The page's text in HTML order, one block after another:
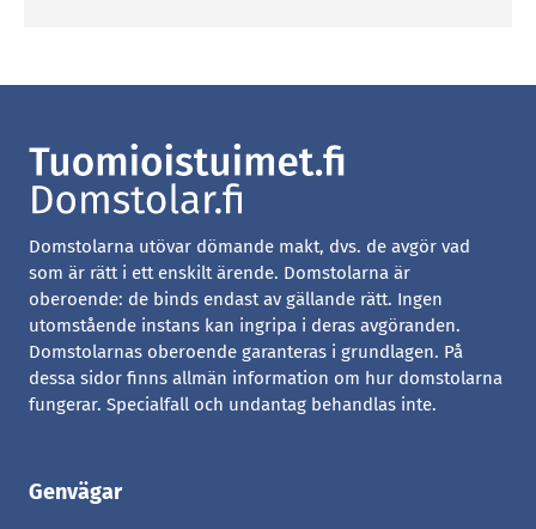
Domstolarna utövar dömande makt, dvs. de avgör vad
som är rätt i ett enskilt ärende. Domstolarna är
oberoende: de binds endast av gällande rätt. Ingen
utomstående instans kan ingripa i deras avgöranden.
Domstolarnas oberoende garanteras i grundlagen. På
dessa sidor finns allmän information om hur domstolarna
fungerar. Specialfall och undantag behandlas inte.
Genvägar